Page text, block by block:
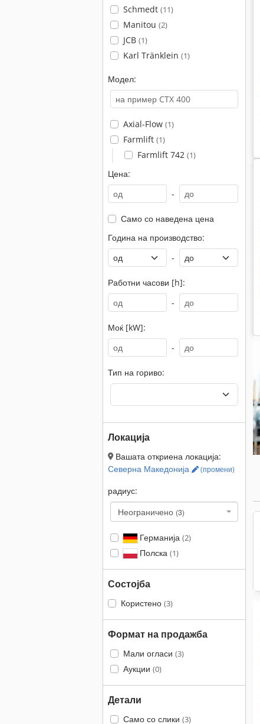
Schmedt (11)
Manitou (2)
JCB (1)
Karl Tränklein (1)
Модел:
Axial-Flow (1)
Farmlift (1)
Farmlift 742 (1)
Цена:
-
Само со наведена цена
Година на производство:
-
Работни часови [h]:
-
Моќ [kW]:
-
Тип на гориво:
Локација
Вашата откриена локација:
Северна Македонија
(промени)
радиус:
Неограничено (3)
Германија (2)
Полска (1)
Состојба
Користено (3)
Формат на продажба
Мали огласи (3)
Аукции (0)
Детали
Само со слики (3)